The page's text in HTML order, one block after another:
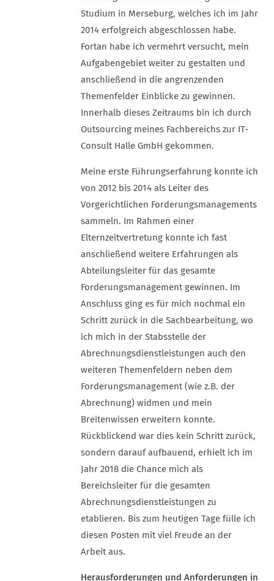
Studium in Merseburg, welches ich im Jahr
2014 erfolgreich abgeschlossen habe.
Fortan habe ich vermehrt versucht, mein
Aufgabengebiet weiter zu gestalten und
anschließend in die angrenzenden
Themenfelder Einblicke zu gewinnen.
Innerhalb dieses Zeitraums bin ich durch
Outsourcing meines Fachbereichs zur IT-
Consult Halle GmbH gekommen.
Meine erste Führungserfahrung konnte ich
von 2012 bis 2014 als Leiter des
Vorgerichtlichen Forderungsmanagements
sammeln. Im Rahmen einer
Elternzeitvertretung konnte ich fast
anschließend weitere Erfahrungen als
Abteilungsleiter für das gesamte
Forderungsmanagement gewinnen. Im
Anschluss ging es für mich nochmal ein
Schritt zurück in die Sachbearbeitung, wo
ich mich in der Stabsstelle der
Abrechnungsdienstleistungen auch den
weiteren Themenfeldern neben dem
Forderungsmanagement (wie z.B. der
Abrechnung) widmen und mein
Breitenwissen erweitern konnte.
Rückblickend war dies kein Schritt zurück,
sondern darauf aufbauend, erhielt ich im
Jahr 2018 die Chance mich als
Bereichsleiter für die gesamten
Abrechnungsdienstleistungen zu
etablieren. Bis zum heutigen Tage fülle ich
diesen Posten mit viel Freude an der
Arbeit aus.
Herausforderungen und Anforderungen in